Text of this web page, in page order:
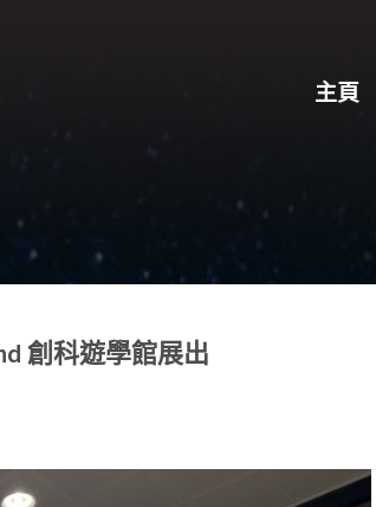
主頁
創科遊學館展出